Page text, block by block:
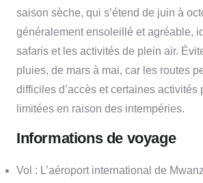
saison sèche, qui s’étend de juin à
généralement ensoleillé et agréable,
safaris et les activités de plein air.
pluies, de mars à mai, car les routes
difficiles d’accès et certaines activités
limitées en raison des intempéries.
Informations de voyage
Vol : L’aéroport international de